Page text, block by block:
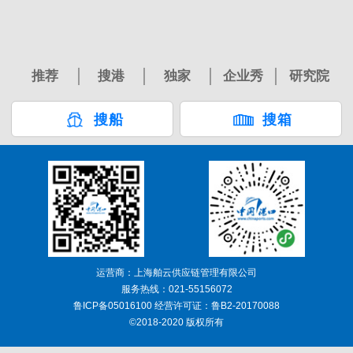
推荐 搜港 独家 企业秀 研究院
搜船 搜箱
运营商：上海舶云供应链管理有限公司
服务热线：021-55156072
鲁ICP备05016100 经营许可证：鲁B2-20170088
©2018-2020 版权所有